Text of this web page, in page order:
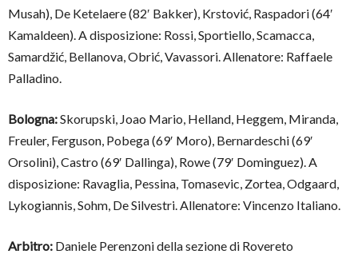
Musah), De Ketelaere (82′ Bakker), Krstović, Raspadori (64′
Kamaldeen). A disposizione: Rossi, Sportiello, Scamacca,
Samardžić, Bellanova, Obrić, Vavassori. Allenatore: Raffaele
Palladino.
Bologna:Skorupski, Joao Mario, Helland, Heggem, Miranda,
Freuler, Ferguson, Pobega (69′ Moro), Bernardeschi (69′
Orsolini), Castro (69′ Dallinga), Rowe (79′ Dominguez). A
disposizione: Ravaglia, Pessina, Tomasevic, Zortea, Odgaard,
Lykogiannis, Sohm, De Silvestri. Allenatore: Vincenzo Italiano.
Arbitro: Daniele Perenzoni della sezione di Rovereto